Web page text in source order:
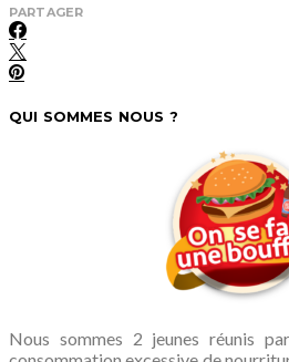
PARTAGER
QUI SOMMES NOUS ?
Nous sommes 2 jeunes réunis